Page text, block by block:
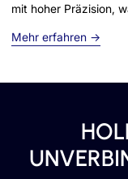
mit hoher Präzision,
Mehr erfahren →